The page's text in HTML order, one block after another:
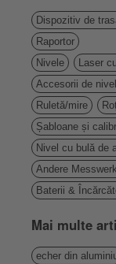
Dispozitiv de
Raportor
Nivele
Laser
Accesorii de
Ruletă/mire
Șabloane și
Nivel cu bulă de
Andere
Baterii &
Mai multe
echer din